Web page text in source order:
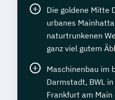
Die goldene Mitte
urbanes
naturtrunkenen
ganz viel gutem
Maschinenbau im
Darmstadt, BWL
Frankfurt am